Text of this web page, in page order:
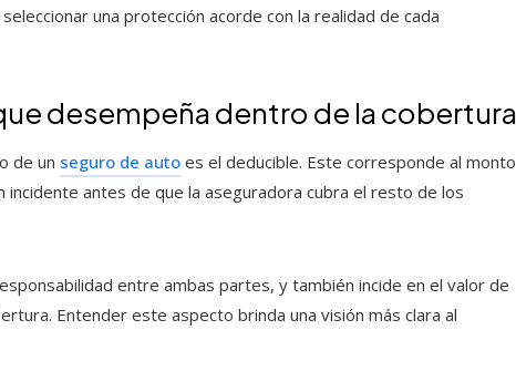
una protección acorde con la realidad de cada
desempeña dentro de la cobertura
de un seguro de auto es el deducible. Este corresponde al monto
incidente antes de que la aseguradora cubra el resto de los
entre ambas partes, y también incide en el valor de
Entender este aspecto brinda una visión más clara al